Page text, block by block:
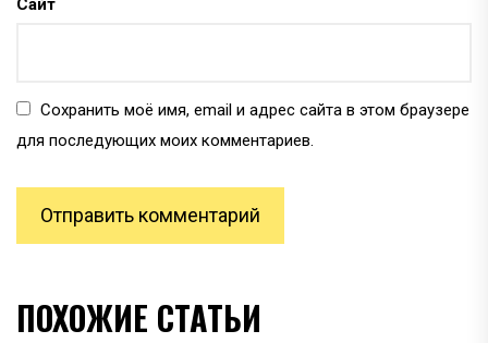
Сайт
Сохранить моё имя, email и адрес сайта в этом браузере
для последующих моих комментариев.
ПОХОЖИЕ СТАТЬИ